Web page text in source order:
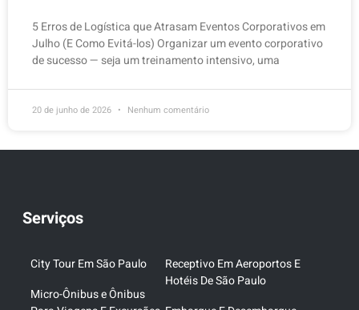
5 Erros de Logística que Atrasam Eventos Corporativos em
Julho (E Como Evitá-los) Organizar um evento corporativo
de sucesso — seja um treinamento intensivo, uma
20 de junho de 2026 Nenhum comentário
Serviços
City Tour Em São Paulo
Micro-Ônibus e Ônibus
Receptivo Em Aeroportos E
Hotéis De São Paulo